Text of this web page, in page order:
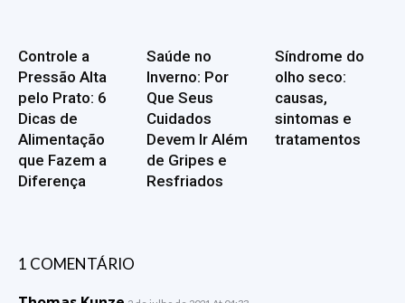
Controle a
Pressão Alta
pelo Prato: 6
Dicas de
Alimentação
que Fazem a
Diferença
Saúde no
Inverno: Por
Que Seus
Cuidados
Devem Ir Além
de Gripes e
Resfriados
Síndrome do
olho seco:
causas,
sintomas e
tratamentos
1 COMENTÁRIO